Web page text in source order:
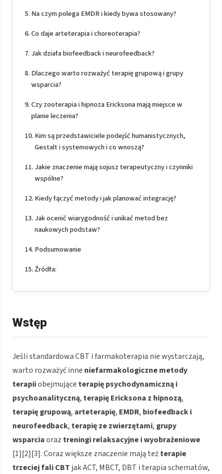
Na czym polega EMDR i kiedy bywa stosowany?
Co daje arteterapia i choreoterapia?
Jak działa biofeedback i neurofeedback?
Dlaczego warto rozważyć terapię grupową i grupy
wsparcia?
Czy zooterapia i hipnoza Ericksona mają miejsce w
planie leczenia?
Kim są przedstawiciele podejść humanistycznych,
Gestalt i systemowych i co wnoszą?
Jakie znaczenie mają sojusz terapeutyczny i czynniki
wspólne?
Kiedy łączyć metody i jak planować integrację?
Jak ocenić wiarygodność i unikać metod bez
naukowych podstaw?
Podsumowanie
Źródła:
Wstęp
Jeśli standardowa CBT i farmakoterapia nie wystarczają,
warto rozważyć inne niefarmakologiczne metody
terapiiobejmujące terapię psychodynamiczną i
psychoanalityczną, terapię Ericksona z hipnozą,
terapię grupową, arteterapię, EMDR, biofeedback i
neurofeedback, terapię ze zwierzętami, grupy
wsparciaoraz treningi relaksacyjne i wyobrażeniowe
[1][2][3]. Coraz większe znaczenie mają teżterapie
trzeciej fali CBT jak ACT, MBCT, DBT i terapia schematów,